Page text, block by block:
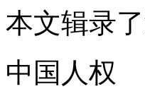
本文辑录
中国人权